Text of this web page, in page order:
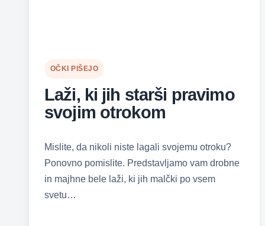
OČKI PIŠEJO
Laži, ki jih starši pravimo
svojim otrokom
Mislite, da nikoli niste lagali svojemu otroku?
Ponovno pomislite. Predstavljamo vam drobne
in majhne bele laži, ki jih malčki po vsem
svetu…